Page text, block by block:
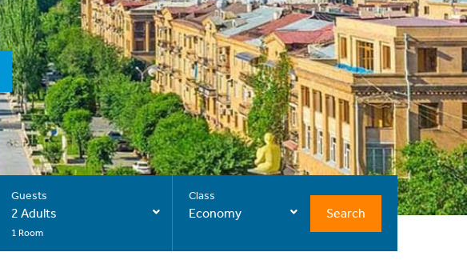
Guests
2 Adults
1 Room
Class
Economy Search